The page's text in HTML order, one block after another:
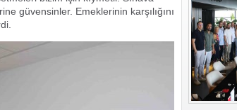
güvensinler. Emeklerinin karşılığını